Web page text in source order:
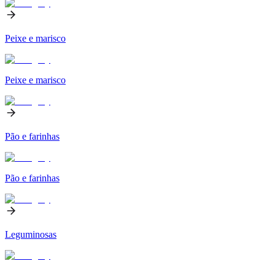
Peixe e marisco
Peixe e marisco
Pão e farinhas
Pão e farinhas
Leguminosas